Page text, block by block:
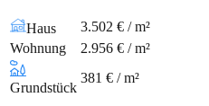
Haus
3.502 € / m²
Wohnung
2.956 € / m²
Grundstück
381 € / m²